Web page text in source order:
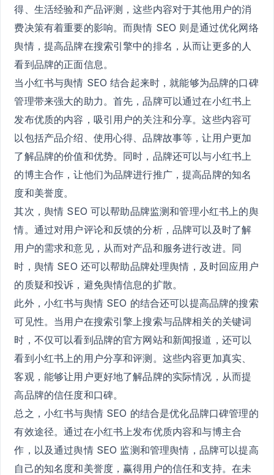
得、生活经验和产品评测，这些内容对于其他用户的消
费决策有着重要的影响。而舆情 SEO 则是通过优化网络
舆情，提高品牌在搜索引擎中的排名，从而让更多的人
看到品牌的正面信息。
当小红书与舆情 SEO 结合起来时，就能够为品牌的口碑
管理带来强大的助力。首先，品牌可以通过在小红书上
发布优质的内容，吸引用户的关注和分享。这些内容可
以包括产品介绍、使用心得、品牌故事等，让用户更加
了解品牌的价值和优势。同时，品牌还可以与小红书上
的博主合作，让他们为品牌进行推广，提高品牌的知名
度和美誉度。
其次，舆情 SEO 可以帮助品牌监测和管理小红书上的舆
情。通过对用户评论和反馈的分析，品牌可以及时了解
用户的需求和意见，从而对产品和服务进行改进。同
时，舆情 SEO 还可以帮助品牌处理舆情，及时回应用户
的质疑和投诉，避免舆情信息的扩散。
此外，小红书与舆情 SEO 的结合还可以提高品牌的搜索
可见性。当用户在搜索引擎上搜索与品牌相关的关键词
时，不仅可以看到品牌的官方网站和新闻报道，还可以
看到小红书上的用户分享和评测。这些内容更加真实、
客观，能够让用户更好地了解品牌的实际情况，从而提
高品牌的信任度和口碑。
总之，小红书与舆情 SEO 的结合是优化品牌口碑管理的
有效途径。通过在小红书上发布优质内容和与博主合
作，以及通过舆情 SEO 监测和管理舆情，品牌可以提高
自己的知名度和美誉度，赢得用户的信任和支持。在未